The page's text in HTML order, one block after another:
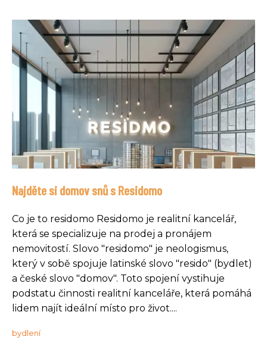
Najděte si domov snů s Residomo
Co je to residomo Residomo je realitní kancelář,
která se specializuje na prodej a pronájem
nemovitostí. Slovo "residomo" je neologismus,
který v sobě spojuje latinské slovo "resido" (bydlet)
a české slovo "domov". Toto spojení vystihuje
podstatu činnosti realitní kanceláře, která pomáhá
lidem najít ideální místo pro život....
bydlení